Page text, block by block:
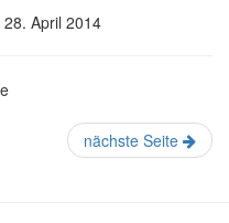
April 2014
nächste Seite